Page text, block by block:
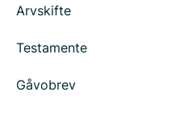
Arvskifte
Testamente
Gåvobrev